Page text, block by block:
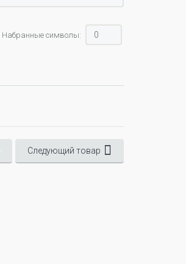
Набранные символы:
Следующий товар